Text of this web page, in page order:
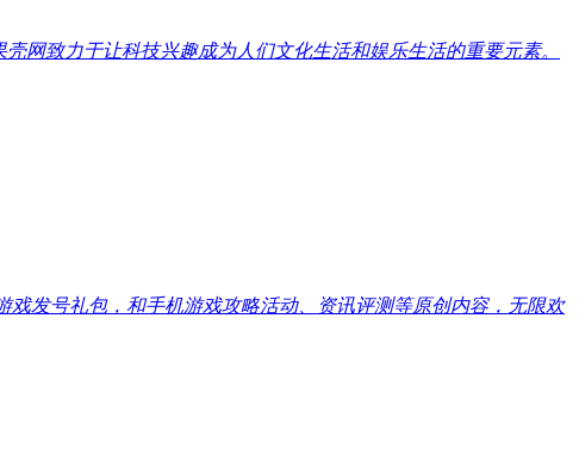
网致力于让科技兴趣成为人们文化生活和娱乐生活的重要元素。
发号礼包，和手机游戏攻略活动、资讯评测等原创内容，无限欢